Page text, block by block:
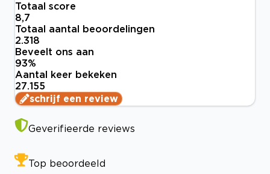
Totaal score
8,7
Totaal aantal beoordelingen
2.318
Beveelt ons aan
93%
Aantal keer bekeken
27.155
schrijf een review
Geverifieerde reviews
Top beoordeeld